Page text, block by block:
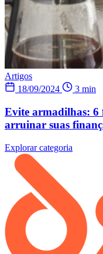
Artigos
18/09/2024
3 min
Evite armadilhas: 6
arruinar suas
Explorar categoria